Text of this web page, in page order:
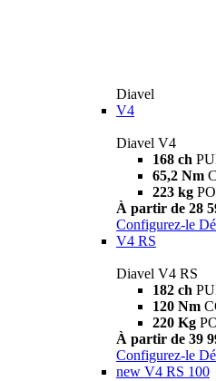
Diavel
V4
Diavel V4
168 ch
65,2 Nm
223 kg
À partir de 28
Configurez-le
V4 RS
Diavel V4 RS
182 ch
120 Nm
220 Kg
À partir de 39
Configurez-le
new V4 RS 100